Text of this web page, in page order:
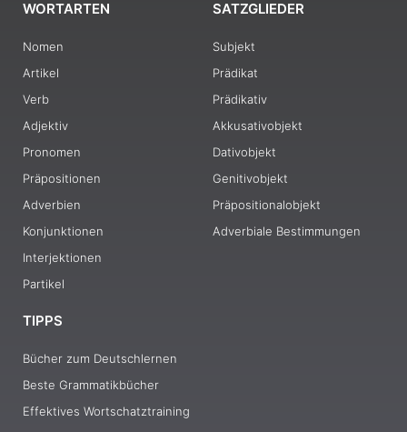
WORTARTEN
Nomen
Artikel
Verb
Adjektiv
Pronomen
Präpositionen
Adverbien
Konjunktionen
Interjektionen
Partikel
SATZGLIEDER
Subjekt
Prädikat
Prädikativ
Akkusativobjekt
Dativobjekt
Genitivobjekt
Präpositionalobjekt
Adverbiale Bestimmungen
TIPPS
Bücher zum Deutschlernen
Beste Grammatikbücher
Effektives Wortschatztraining